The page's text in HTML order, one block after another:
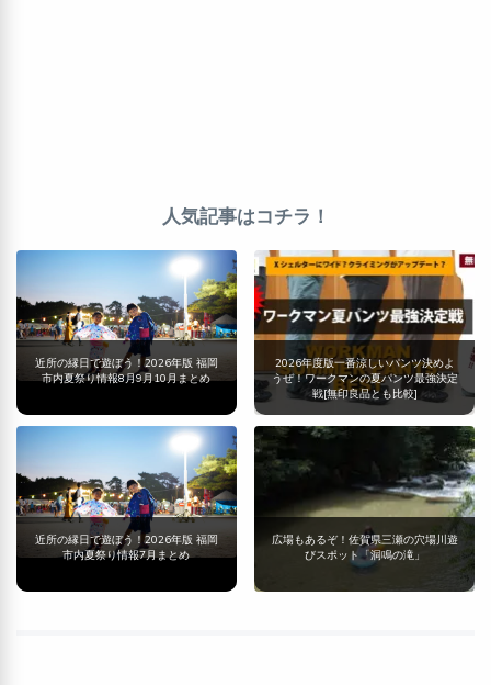
人気記事はコチラ！
近所の縁日で遊ぼう！2026年版 福岡
市内夏祭り情報8月9月10月まとめ
2026年度版一番涼しいパンツ決めよ
うぜ！ワークマンの夏パンツ最強決定
戦[無印良品とも比較]
近所の縁日で遊ぼう！2026年版 福岡
市内夏祭り情報7月まとめ
広場もあるぞ！佐賀県三瀬の穴場川遊
びスポット「洞鳴の滝」